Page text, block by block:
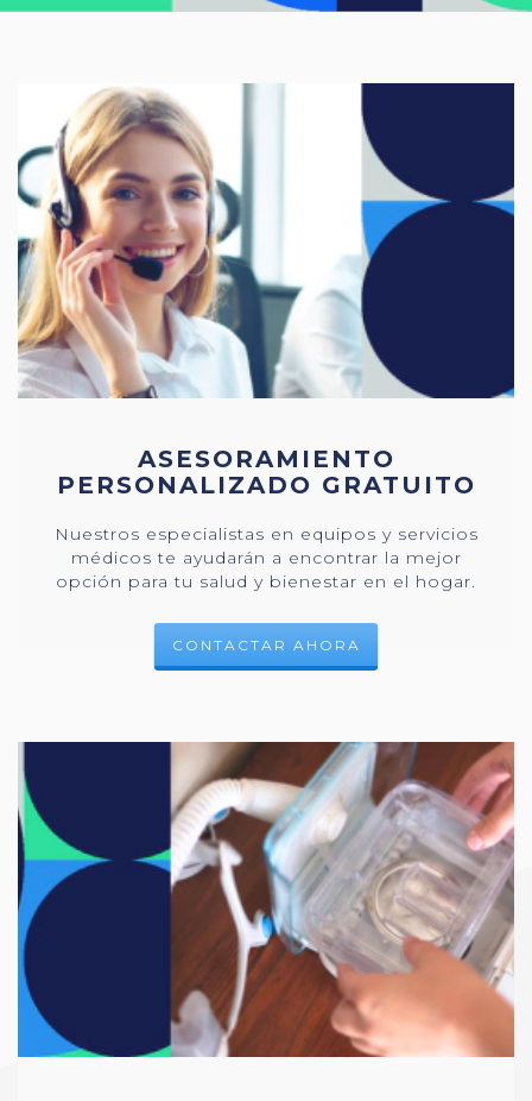
ASESORAMIENTO
PERSONALIZADO GRATUITO
Nuestros especialistas en equipos y servicios
médicos te ayudarán a encontrar la mejor
opción para tu salud y bienestar en el hogar.
CONTACTAR AHORA